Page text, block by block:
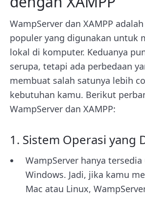
WampServer dan XAMPP
populer yang digunakan untuk
lokal di komputer. Keduanya
serupa, tetapi ada perbedaan
membuat salah satunya lebih
kebutuhan kamu. Berikut
WampServer dan XAMPP:
1. Sistem Operasi yang
WampServer hanya
Windows. Jadi, jika kamu
Mac atau Linux,